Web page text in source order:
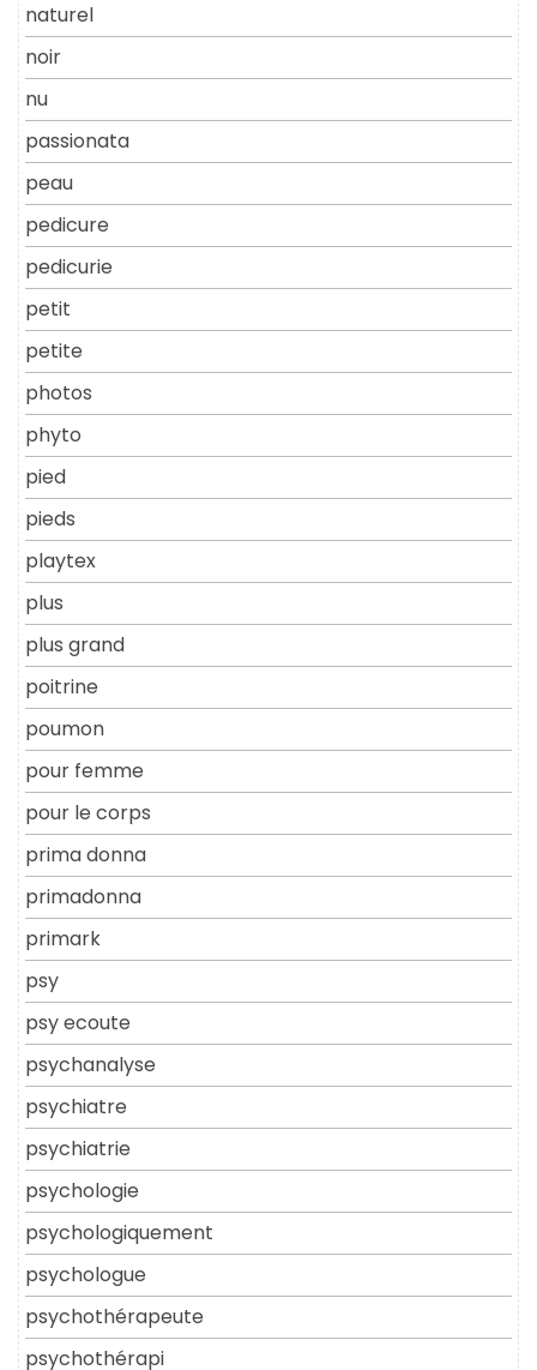
naturel
noir
nu
passionata
peau
pedicure
pedicurie
petit
petite
photos
phyto
pied
pieds
playtex
plus
plus grand
poitrine
poumon
pour femme
pour le corps
prima donna
primadonna
primark
psy
psy ecoute
psychanalyse
psychiatre
psychiatrie
psychologie
psychologiquement
psychologue
psychothérapeute
psychothérapi